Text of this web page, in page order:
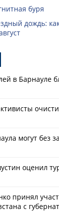
буря
дождь:
в Барнауле
могут без
оценил
принял
с